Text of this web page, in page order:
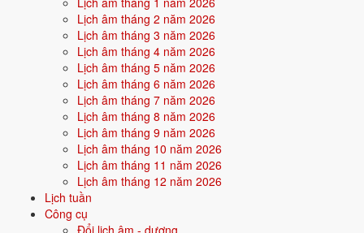
Lịch âm tháng 2 năm 2026
Lịch âm tháng 3 năm 2026
Lịch âm tháng 4 năm 2026
Lịch âm tháng 5 năm 2026
Lịch âm tháng 6 năm 2026
Lịch âm tháng 7 năm 2026
Lịch âm tháng 8 năm 2026
Lịch âm tháng 9 năm 2026
Lịch âm tháng 10 năm 2026
Lịch âm tháng 11 năm 2026
Lịch âm tháng 12 năm 2026
Lịch tuần
Công cụ
Đổi lịch âm - dương
Cúi xin Thần Tài thương xót, phù hộ cho tín chủ một năm tài lộc dồi
dào, buôn may bán đắt, kinh doanh phát đạt, sở cầu như ý.
Chúng con lễ bạc tâm thành, cúi xin được phù hộ độ trì.
Nam mô A Di Đà Phật! (3 lần)
Bản ngắn gọn
Nam mô A Di Đà Phật! (3 lần)
Con lạy Thần Tài vị tiền.
Hôm nay ngày vía Thần Tài, con thành tâm dâng lễ.
Cúi xin ngài phù hộ một năm tài lộc dồi dào, buôn may bán đắt.